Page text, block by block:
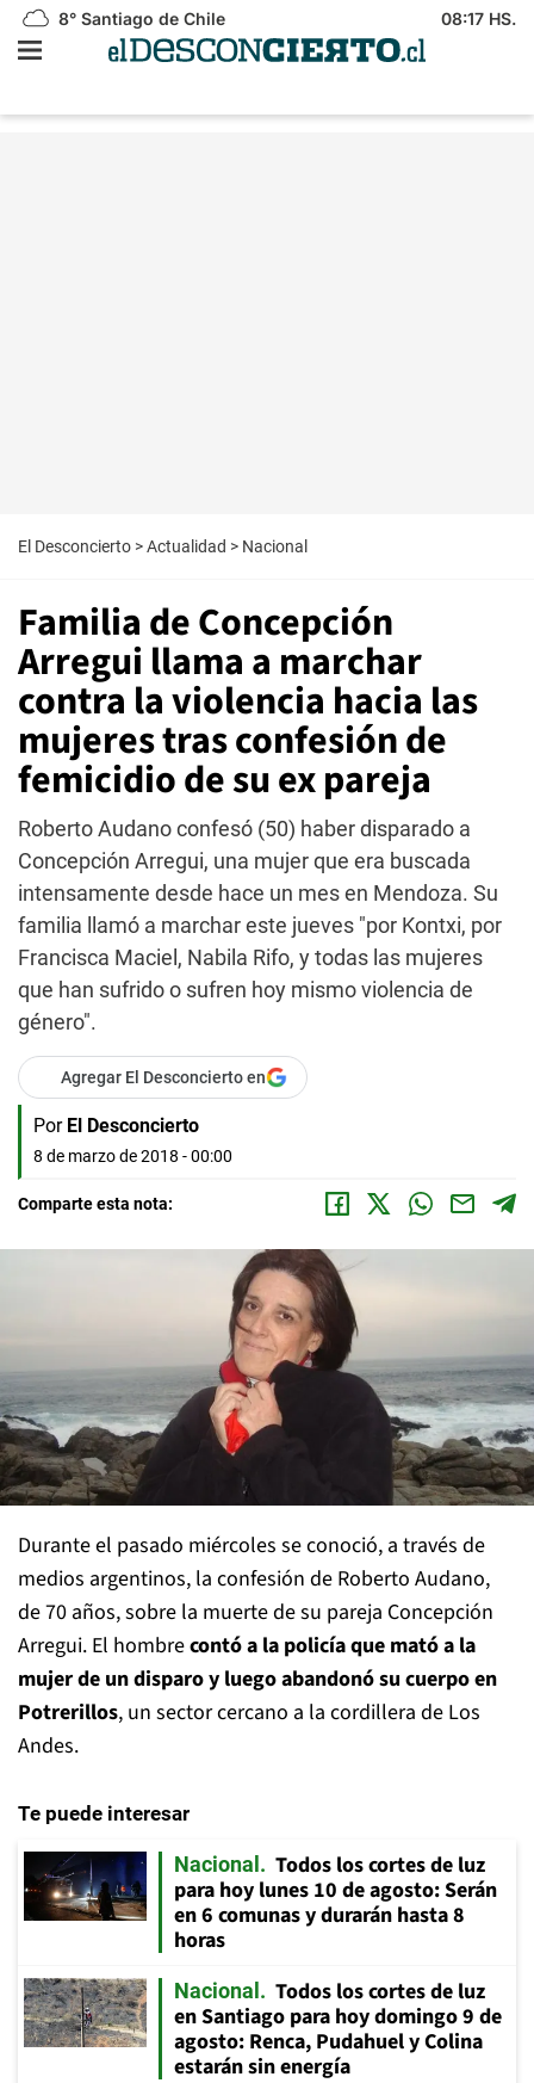
8° Santiago de Chile 08:17 HS.
El Desconcierto >Actualidad > Nacional
Familia de Concepción
Arregui llama a marchar
contra la violencia hacia las
mujeres tras confesión de
femicidio de su ex pareja
Roberto Audano confesó (50) haber disparado a
Concepción Arregui, una mujer que era buscada
intensamente desde hace un mes en Mendoza. Su
familia llamó a marchar este jueves "por Kontxi, por
Francisca Maciel, Nabila Rifo, y todas las mujeres
que han sufrido o sufren hoy mismo violencia de
género".
Agregar El Desconcierto en
Por El Desconcierto
8 de marzo de 2018 - 00:00
Comparte esta nota:
Durante el pasado miércoles se conoció, a través de
medios argentinos, la confesión de Roberto Audano,
de 70 años, sobre la muerte de su pareja Concepción
Arregui. El hombrecontó a la policía que mató a la
mujer de un disparo y luego abandonó su cuerpo en
Potrerillos, un sector cercano a la cordillera de Los
Andes.
Te puede interesar
Nacional
Todos los cortes de luz
para hoy lunes 10 de agosto: Serán
en 6 comunas y durarán hasta 8
horas
Nacional
Todos los cortes de luz
en Santiago para hoy domingo 9 de
agosto: Renca, Pudahuel y Colina
estarán sin energía